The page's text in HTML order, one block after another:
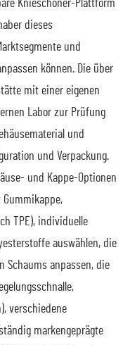
Knieschoner-Plattform
dieses
und
können. Die über
mit einer eigenen
Labor zur Prüfung
und
und Verpackung.
und Kappe-Optionen
Gummikappe,
TPE), individuelle
auswählen, die
Schaums anpassen, die
verschiedene
markengeprägte